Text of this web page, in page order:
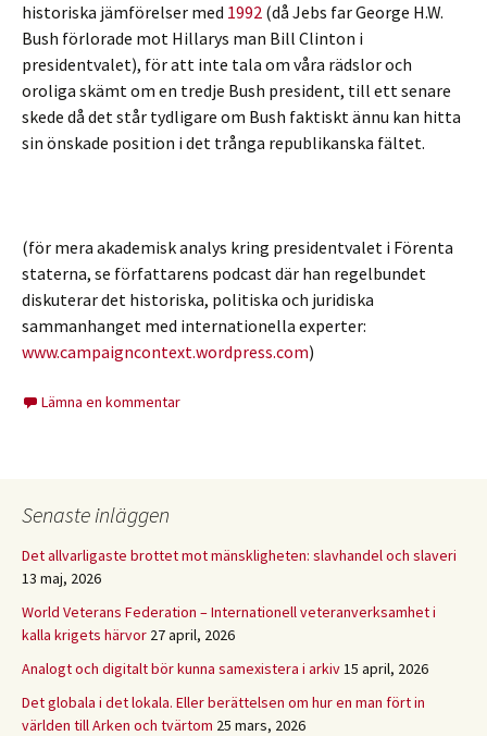
historiska jämförelser med 1992 (då Jebs far George H.W.
Bush förlorade mot Hillarys man Bill Clinton i
presidentvalet), för att inte tala om våra rädslor och
oroliga skämt om en tredje Bush president, till ett senare
skede då det står tydligare om Bush faktiskt ännu kan hitta
sin önskade position i det trånga republikanska fältet.
(för mera akademisk analys kring presidentvalet i Förenta
staterna, se författarens podcast där han regelbundet
diskuterar det historiska, politiska och juridiska
sammanhanget med internationella experter:
www.campaigncontext.wordpress.com)
Lämna en kommentar
Senaste inläggen
Det allvarligaste brottet mot mänskligheten: slavhandel och slaveri
13 maj, 2026
World Veterans Federation – Internationell veteranverksamhet i
kalla krigets härvor 27 april, 2026
Analogt och digitalt bör kunna samexistera i arkiv15 april, 2026
Det globala i det lokala. Eller berättelsen om hur en man fört in
världen till Arken och tvärtom 25 mars, 2026